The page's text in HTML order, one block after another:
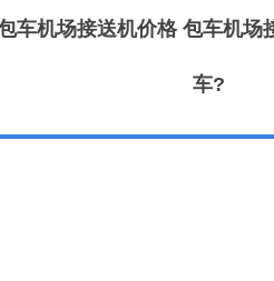
车机场接送机价格 包车机
车?